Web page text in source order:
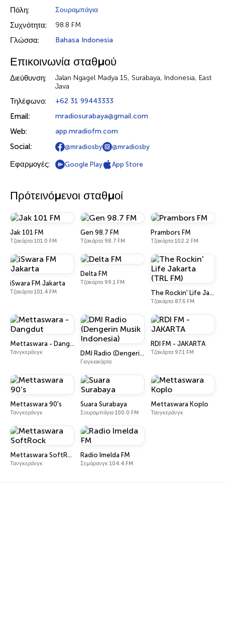
Πόλη: Σουραμπάγια
Συχνότητα: 98.8 FM
Γλώσσα: Bahasa Indonesia
Επικοινωνία σταθμού
Διεύθυνση:
Jalan Ngagel Madya 15, Surabaya, Indonesia, East
Java
Τηλέφωνο: +62 31 99443333
Email: mradiosurabaya@gmail.com
Web: app.mradiofm.com
Social: @mradiosby @mradiosby
Εφαρμογές: Google Play App Store
Πρότεινόμενοι σταθμοί
Jak 101 FM
Τζακάρτα 101.0 FM
Gen 98.7 FM
Τζακάρτα 98.7 FM
Prambors FM
Τζακάρτα 102.2 FM
iSwara FM Jakarta
Τζακάρτα 101.4 FM
Delta FM
Τζακάρτα 99.1 FM
The Rockin' Life Jakarta (TRL FM)
Τζακάρτα 87.6 FM
Mettaswara - Dangdut
Τανγκεράνγκ DMI Radio (Dengerin Musik Indonesia)
Γιογκιακάρτα
RDI FM - JAKARTA
Τζακάρτα 97.1 FM
Mettaswara 90's
Τανγκεράνγκ
Suara Surabaya
Σουραμπάγια 100.0 FM
Mettaswara Koplo
Τανγκεράνγκ
Mettaswara SoftRock
Τανγκεράνγκ
Radio Imelda FM
Σεμάρανγκ 104.4 FM